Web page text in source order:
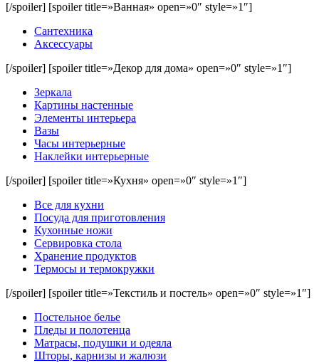
[/spoiler] [spoiler title=»Ванная» open=»0″ style=»1″]
Сантехника
Аксессуары
[/spoiler] [spoiler title=»Декор для дома» open=»0″ style=»1″]
Зеркала
Картины настенные
Элементы интерьера
Вазы
Часы интерьерные
Наклейки интерьерные
[/spoiler] [spoiler title=»Кухня» open=»0″ style=»1″]
Все для кухни
Посуда для приготовления
Кухонные ножи
Сервировка стола
Хранение продуктов
Термосы и термокружки
[/spoiler] [spoiler title=»Текстиль и постель» open=»0″ style=»1″]
Постельное белье
Пледы и полотенца
Матрасы, подушки и одеяла
Шторы, карнизы и жалюзи